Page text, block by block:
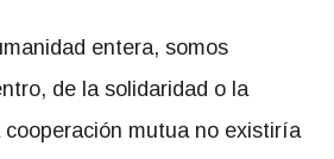
entera, somos
de la solidaridad o la
cooperación mutua no existiría